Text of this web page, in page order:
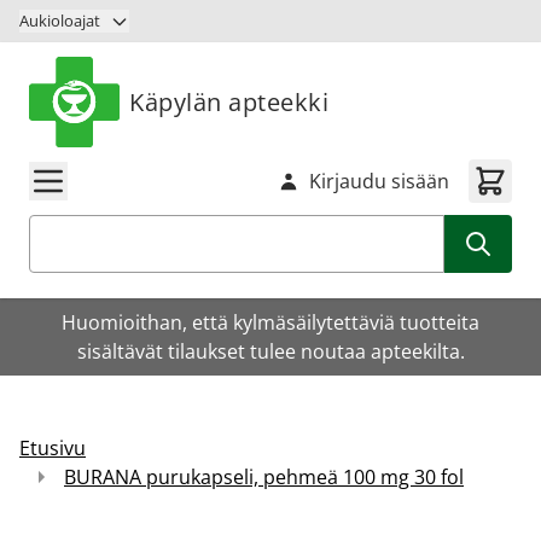
Siirry sisältöön
Aukioloajat
Käpylän apteekki
Kirjaudu sisään
Huomioithan, että kylmäsäilytettäviä tuotteita
sisältävät tilaukset tulee noutaa apteekilta.
Etusivu
BURANA purukapseli, pehmeä 100 mg 30 fol